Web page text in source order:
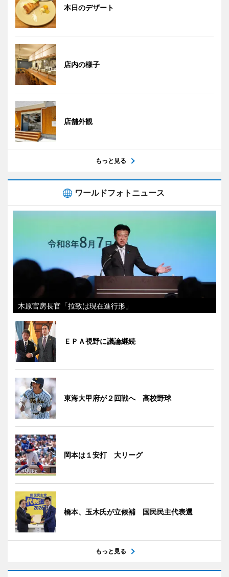
本日のデザート
店内の様子
店舗外観
もっと見る
ワールドフォトニュース
木原官房長官「拉致は現在進行形」
ＥＰＡ視野に議論継続
東海大甲府が２回戦へ 高校野球
岡本は１安打 大リーグ
橋本、玉木氏が立候補 国民民主代表選
もっと見る